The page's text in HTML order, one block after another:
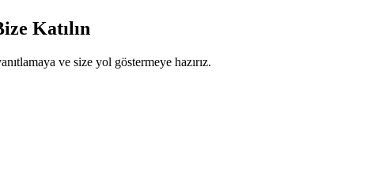
Katılın
ve size yol göstermeye hazırız.